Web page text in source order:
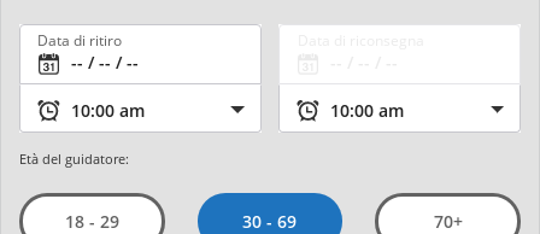
Data di ritiro
Età del guidatore:
18 - 29 30 - 69 70+